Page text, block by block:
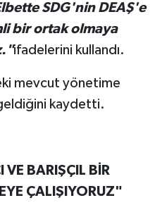
SDG'nin DEAŞ'e
bir ortak olmaya
ifadelerini kullandı.
mevcut yönetime
kaydetti.
VE BARIŞÇIL BİR
ÇALIŞIYORUZ"